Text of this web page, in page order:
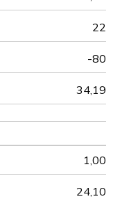
22
-80
34,19
1,00
24,10